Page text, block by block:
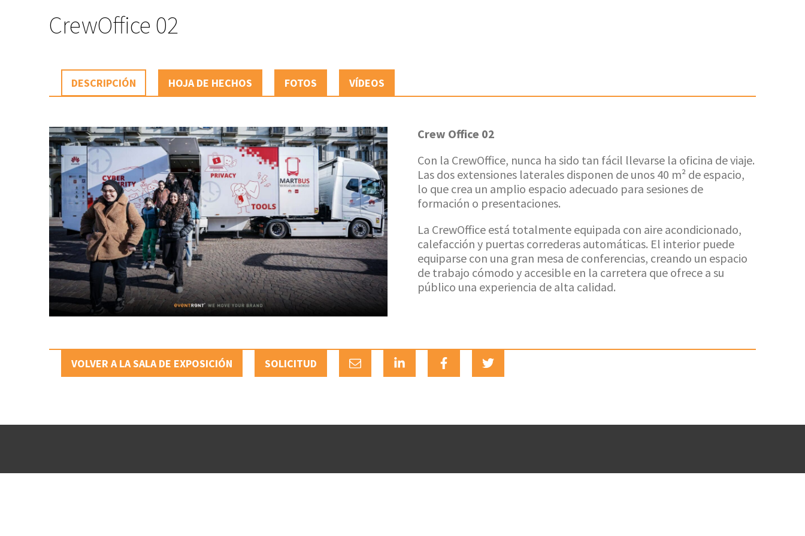
CrewOffice 02
DESCRIPCIÓN HOJA DE HECHOS FOTOS VÍDEOS
Crew Office 02
Con la CrewOffice, nunca ha sido tan fácil llevarse la oficina de viaje.
Las dos extensiones laterales disponen de unos 40 m² de espacio,
lo que crea un amplio espacio adecuado para sesiones de
formación o presentaciones.
La CrewOffice está totalmente equipada con aire acondicionado,
calefacción y puertas correderas automáticas. El interior puede
equiparse con una gran mesa de conferencias, creando un espacio
de trabajo cómodo y accesible en la carretera que ofrece a su
público una experiencia de alta calidad.
VOLVER A LA SALA DE EXPOSICIÓN SOLICITUD